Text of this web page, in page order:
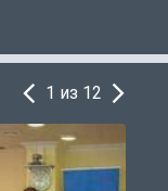
1 из 12